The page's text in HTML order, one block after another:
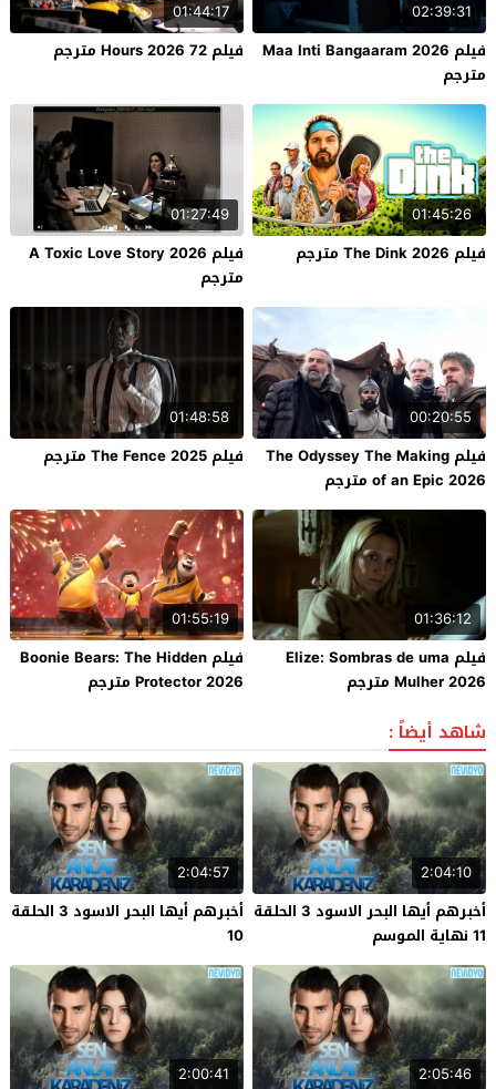
02:39:31
فيلم Maa Inti Bangaaram 2026
مترجم
01:44:17
فيلم 72 Hours 2026 مترجم
01:45:26
فيلم The Dink 2026 مترجم
01:27:49
فيلم A Toxic Love Story 2026
مترجم
00:20:55
فيلم The Odyssey The Making
of an Epic 2026 مترجم
01:48:58
فيلم The Fence 2025 مترجم
01:36:12
فيلم Elize: Sombras de uma
Mulher 2026 مترجم
01:55:19
فيلم Boonie Bears: The Hidden
Protector 2026 مترجم
شاهد أيضاً :
2:04:10
أخبرهم أيها البحر الاسود 3 الحلقة
11 نهاية الموسم
2:04:57
أخبرهم أيها البحر الاسود 3 الحلقة
10
2:05:46
2:00:41